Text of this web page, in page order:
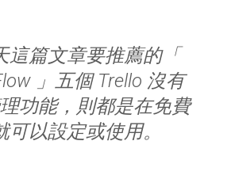
這篇文章要推薦的「
」五個 Trello 沒有
功能，則都是在免費
可以設定或使用。